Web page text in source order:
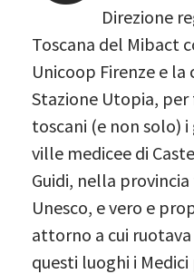
Direzione
Toscana del Mibact
Unicoop Firenze e
Stazione Utopia, per
toscani (e non solo)
ville medicee di
Guidi, nella
Unesco, e vero e
attorno a cui
questi luoghi i